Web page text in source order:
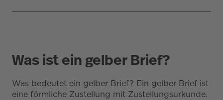
Was ist ein gelber Brief?
Was bedeutet ein gelber Brief? Ein gelber Brief ist
eine förmliche Zustellung mit Zustellungsurkunde.